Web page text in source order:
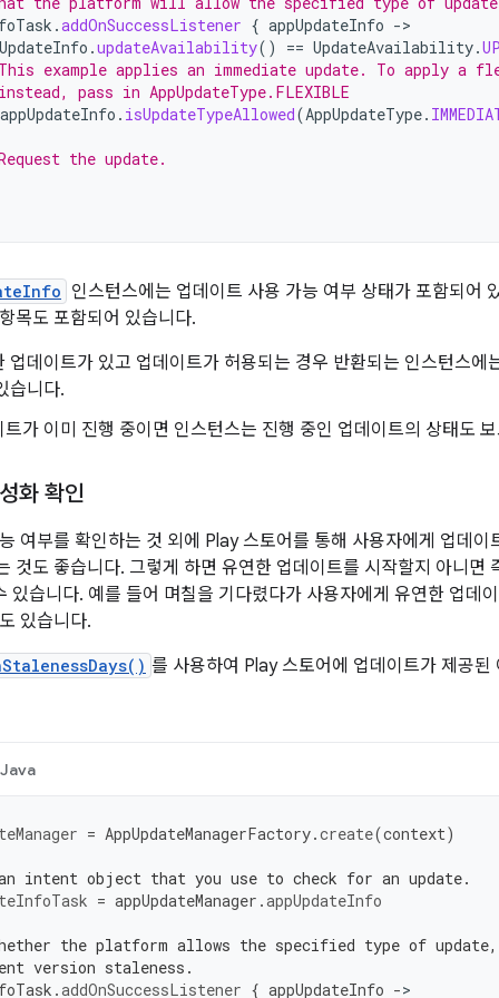
.addOnSuccessListener { appUpdateInfo -
.updateAvailability() == UpdateAvailability.
example applies an immediate update. To apply a
pass in AppUpdateType.FLEXIBLE
appUpdateInfo . isUpdateTypeAllowed(AppUpdateType.
the update.
인스턴스에는 업데이트 사용 가능 여부 상태가 포함되어
목도 포함되어 있습니다.
업데이트가 있고 업데이트가 허용되는 경우 반환되는 인스턴스에
습니다.
가 이미 진행 중이면 인스턴스는 진행 중인 업데이트의 상태도
화 확인
여부를 확인하는 것 외에 Play 스토어를 통해 사용자에게 업데
것도 좋습니다. 그렇게 하면 유연한 업데이트를 시작할지 아니면
있습니다. 예를 들어 며칠을 기다렸다가 사용자에게 유연한 업데
있습니다.
를 사용하여 Play 스토어에 업데이트가 제공
Java
= AppUpdateManagerFactory.create(context)
intent object that you use to check for an update.
= appUpdateManager .appUpdateInfo
the platform allows the specified type of update,
version staleness.
.addOnSuccessListener { appUpdateInfo -